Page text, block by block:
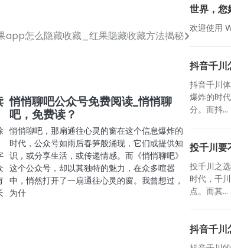
app怎么隐藏收藏_红果隐藏收藏方法揭秘
悄悄聊吧公众号免费阅读_悄悄聊
吧，免费读？
悄悄聊吧，那扇通往心灵的窗在这个信息爆炸的
时代，公众号如雨后春笋般涌现，它们或提供知
识，或分享生活，或传递情感。而《悄悄聊吧》
这个公众号，却以其独特的魅力，在众多喧嚣
中，悄然打开了一扇通往心灵的窗。我曾想过，
为什
世界，您
欢迎使用
抖音千川
抖音千川
爆炸的时
分。而抖...
投千川要
投千川之
时代，千
点。而其...
抖音千川